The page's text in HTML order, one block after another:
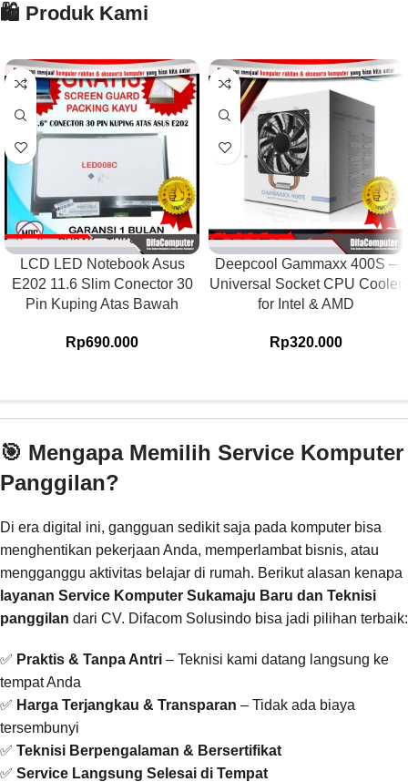
🛍️ Produk Kami
LCD LED Notebook Asus
E202 11.6 Slim Conector 30
Pin Kuping Atas Bawah
Rp690.000
Deepcool Gammaxx 400S –
Universal Socket CPU Cooler
for Intel & AMD
Rp320.000
🎯 Mengapa Memilih Service Komputer
Panggilan?
Di era digital ini, gangguan sedikit saja pada komputer bisa
menghentikan pekerjaan Anda, memperlambat bisnis, atau
mengganggu aktivitas belajar di rumah. Berikut alasan kenapa
layanan Service Komputer Sukamaju Baru dan Teknisi
panggilan dari CV. Difacom Solusindo bisa jadi pilihan terbaik:
✅ Praktis & Tanpa Antri – Teknisi kami datang langsung ke
tempat Anda
✅ Harga Terjangkau & Transparan – Tidak ada biaya
tersembunyi
✅ Teknisi Berpengalaman & Bersertifikat
✅ Service Langsung Selesai di Tempat